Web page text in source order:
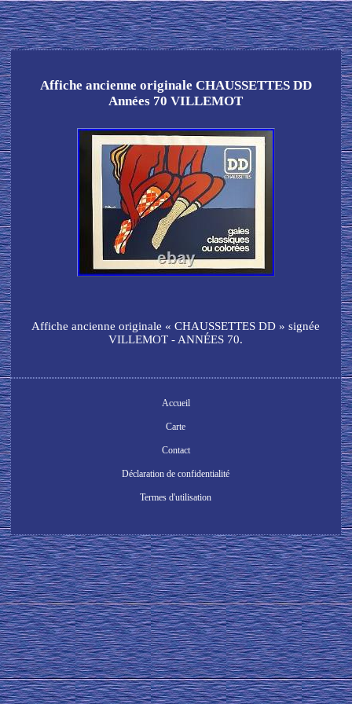
Affiche ancienne originale CHAUSSETTES DD
Années 70 VILLEMOT
Affiche ancienne originale « CHAUSSETTES DD » signée
VILLEMOT - ANNÉES 70.
Accueil
Carte
Contact
Déclaration de confidentialité
Termes d'utilisation